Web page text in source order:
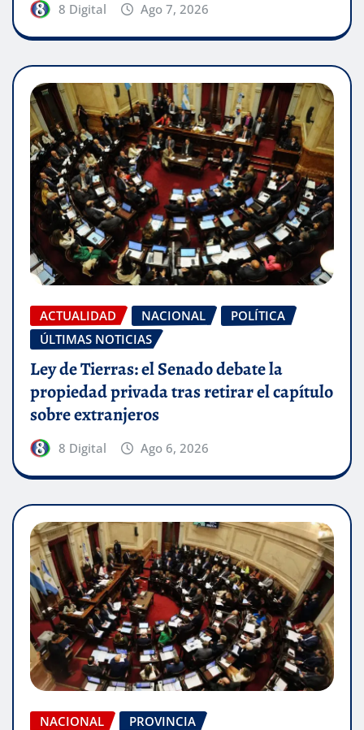
8 Digital Ago 7, 2026
ACTUALIDAD NACIONAL
POLÍTICA
ÚLTIMAS NOTICIAS
Ley de Tierras: el Senado debate la
propiedad privada tras retirar el capítulo
sobre extranjeros
8 Digital Ago 6, 2026
NACIONAL
PROVINCIA